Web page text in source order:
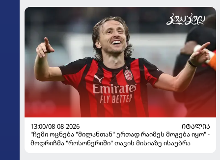
13:00/08-08-2026
ᲘᲢᲐᲚᲘᲐ
"ჩემი ოცნება "მილანთან" ერთად რაიმეს მოგება იყო" -
მოდრიჩმა "როსონერიში" თავის მისიაზე ისაუბრა